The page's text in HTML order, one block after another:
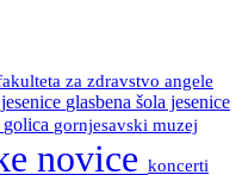
za zdravstvo angele
glasbena šola jesenice
golica gornjesavski muzej
novice koncerti